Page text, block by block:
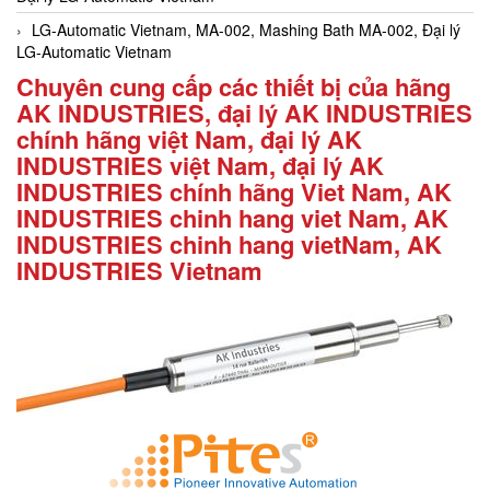
LG-Automatic Vietnam, MA-002, Mashing Bath MA-002, Đại lý
LG-Automatic Vietnam
Chuyên cung cấp các thiết bị của hãng
AK INDUSTRIES, đại lý AK INDUSTRIES
chính hãng việt Nam, đại lý AK
INDUSTRIES việt Nam, đại lý AK
INDUSTRIES chính hãng Viet Nam, AK
INDUSTRIES chinh hang viet Nam, AK
INDUSTRIES chinh hang vietNam, AK
INDUSTRIES Vietnam